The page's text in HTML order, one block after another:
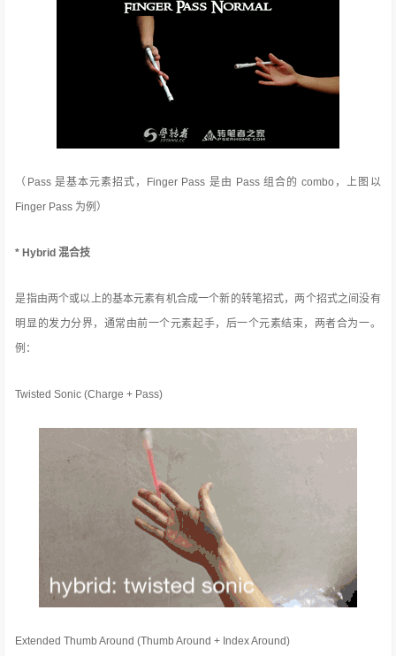
（Pass 是基本元素招式，Finger Pass 是由 Pass 组合的 combo，上图以
Finger Pass 为例）
* Hybrid 混合技
是指由两个或以上的基本元素有机合成一个新的转笔招式，两个招式之间没有
明显的发力分界，通常由前一个元素起手，后一个元素结束，两者合为一。
例：
Twisted Sonic (Charge + Pass)
Extended Thumb Around (Thumb Around + Index Around)